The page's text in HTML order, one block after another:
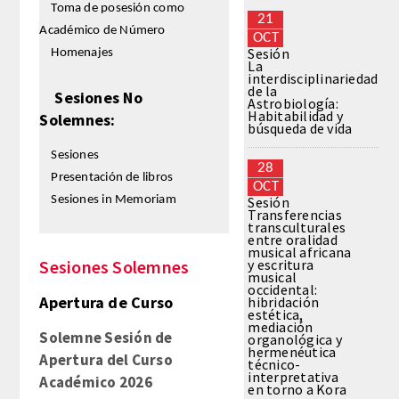
REGLAMENTO
FUNDACIÓN LIBERADE
ACADÉMICOS
DERECHO
CIENCIAS EXPERIMENTALES
Toma de posesión como
Académico de Número
Homenajes
Sesiones No
Solemnes:
Sesiones
Presentación de libros
Sesiones in Memoriam
Sesiones Solemnes
Apertura de Curso
Solemne Sesión de
Apertura del Curso
Académico 2026
21
OCT
Sesión
La
interdisciplinariedad
de la
Astrobiología:
Habitabilidad y
búsqueda de vida
28
OCT
Sesión
Transferencias
transculturales
entre oralidad
musical africana
y escritura
musical
occidental:
hibridación
estética,
mediación
organológica y
hermenéutica
técnico-
interpretativa
en torno a Kora